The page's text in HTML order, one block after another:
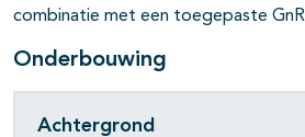
combinatie met een toegepaste
Onderbouwing
Achtergrond